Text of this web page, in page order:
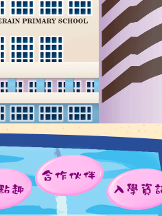
趣
合作伙伴
入學資訊